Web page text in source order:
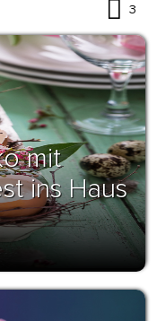
3
mit
ins Haus